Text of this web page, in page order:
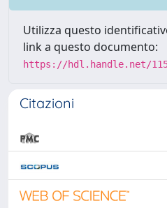
Utilizza questo
link a questo documento:
https://hdl.handle.net/
Citazioni